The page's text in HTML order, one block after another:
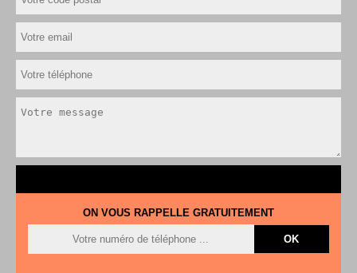
ON VOUS RAPPELLE GRATUITEMENT